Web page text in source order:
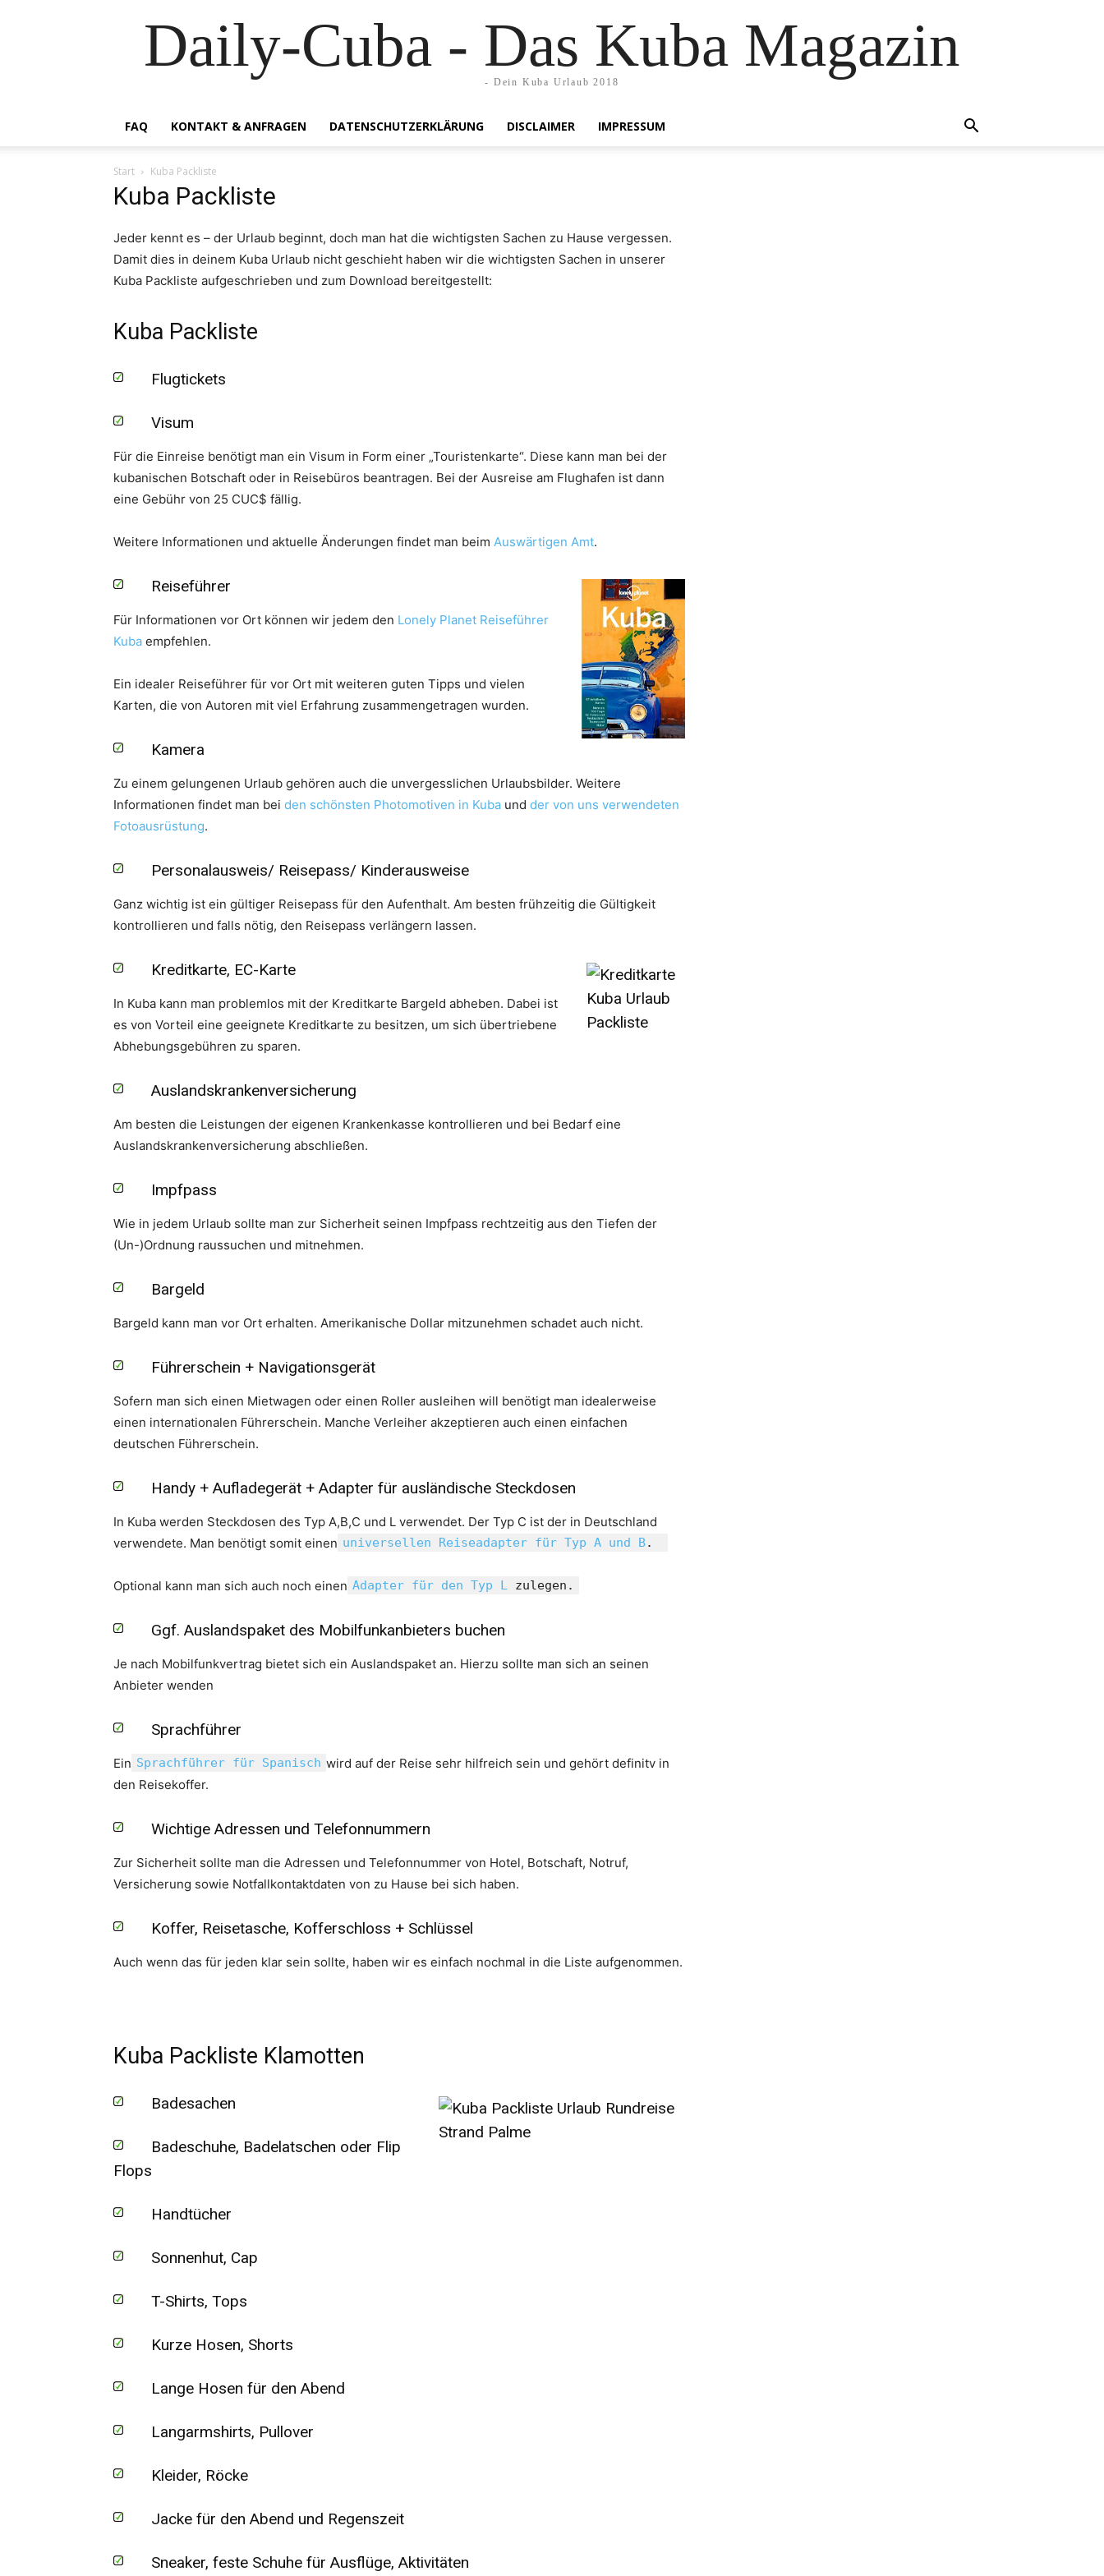
Daily-Cuba - Das Kuba Magazin
- Dein Kuba Urlaub 2018
FAQ KONTAKT & ANFRAGEN DATENSCHUTZERKLÄRUNG DISCLAIMER IMPRESSUM
Start Kuba Packliste
Kuba Packliste
Jeder kennt es – der Urlaub beginnt, doch man hat die wichtigsten Sachen zu Hause vergessen.
Damit dies in deinem Kuba Urlaub nicht geschieht haben wir die wichtigsten Sachen in unserer
Kuba Packliste aufgeschrieben und zum Download bereitgestellt:
Kuba Packliste
Flugtickets
Visum
Für die Einreise benötigt man ein Visum in Form einer „Touristenkarte“. Diese kann man bei der
kubanischen Botschaft oder in Reisebüros beantragen. Bei der Ausreise am Flughafen ist dann
eine Gebühr von 25 CUC$ fällig.
Weitere Informationen und aktuelle Änderungen findet man beim Auswärtigen Amt.
Reiseführer
Für Informationen vor Ort können wir jedem den Lonely Planet Reiseführer
Kuba empfehlen.
Ein idealer Reiseführer für vor Ort mit weiteren guten Tipps und vielen
Karten, die von Autoren mit viel Erfahrung zusammengetragen wurden.
Kamera
Zu einem gelungenen Urlaub gehören auch die unvergesslichen Urlaubsbilder. Weitere
Informationen findet man bei den schönsten Photomotiven in Kuba und der von uns verwendeten
Fotoausrüstung.
Personalausweis/ Reisepass/ Kinderausweise
Ganz wichtig ist ein gültiger Reisepass für den Aufenthalt. Am besten frühzeitig die Gültigkeit
kontrollieren und falls nötig, den Reisepass verlängern lassen.
Kreditkarte, EC-Karte
In Kuba kann man problemlos mit der Kreditkarte Bargeld abheben. Dabei ist
es von Vorteil eine geeignete Kreditkarte zu besitzen, um sich übertriebene
Abhebungsgebühren zu sparen.
Auslandskrankenversicherung
Am besten die Leistungen der eigenen Krankenkasse kontrollieren und bei Bedarf eine
Auslandskrankenversicherung abschließen.
Impfpass
Wie in jedem Urlaub sollte man zur Sicherheit seinen Impfpass rechtzeitig aus den Tiefen der
(Un-)Ordnung raussuchen und mitnehmen.
Bargeld
Bargeld kann man vor Ort erhalten. Amerikanische Dollar mitzunehmen schadet auch nicht.
Führerschein + Navigationsgerät
Sofern man sich einen Mietwagen oder einen Roller ausleihen will benötigt man idealerweise
einen internationalen Führerschein. Manche Verleiher akzeptieren auch einen einfachen
deutschen Führerschein.
Handy + Aufladegerät + Adapter für ausländische Steckdosen
In Kuba werden Steckdosen des Typ A,B,C und L verwendet. Der Typ C ist der in Deutschland
verwendete. Man benötigt somit einen universellen Reiseadapter für Typ A und B.
Optional kann man sich auch noch einen Adapter für den Typ L zulegen.
Ggf. Auslandspaket des Mobilfunkanbieters buchen
Je nach Mobilfunkvertrag bietet sich ein Auslandspaket an. Hierzu sollte man sich an seinen
Anbieter wenden
Sprachführer
Ein Sprachführer für Spanisch wird auf der Reise sehr hilfreich sein und gehört definitv in
den Reisekoffer.
Wichtige Adressen und Telefonnummern
Zur Sicherheit sollte man die Adressen und Telefonnummer von Hotel, Botschaft, Notruf,
Versicherung sowie Notfallkontaktdaten von zu Hause bei sich haben.
Koffer, Reisetasche, Kofferschloss + Schlüssel
Auch wenn das für jeden klar sein sollte, haben wir es einfach nochmal in die Liste aufgenommen.
Kuba Packliste Klamotten
Badesachen
Badeschuhe, Badelatschen oder Flip
Flops
Handtücher
Sonnenhut, Cap
T-Shirts, Tops
Kurze Hosen, Shorts
Lange Hosen für den Abend
Langarmshirts, Pullover
Kleider, Röcke
Jacke für den Abend und Regenszeit
Sneaker, feste Schuhe für Ausflüge, Aktivitäten